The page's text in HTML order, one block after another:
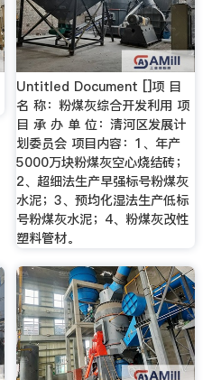
Untitled Document []项 目
名 称：粉煤灰综合开发利用 项
目 承 办 单 位：清河区发展计
划委员会 项目内容：1、年产
5000万块粉煤灰空心烧结砖；
2、超细法生产早强标号粉煤灰
水泥；3、预均化湿法生产低标
号粉煤灰水泥；4、粉煤灰改性
塑料管材。